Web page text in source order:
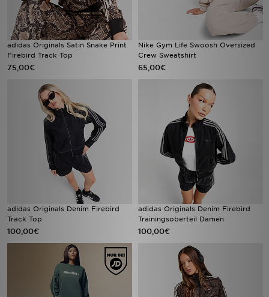
adidas Originals Satin Snake Print
Firebird Track Top
75,00€
Nike Gym Life Swoosh Oversized
Crew Sweatshirt
65,00€
adidas Originals Denim Firebird
Track Top
100,00€
adidas Originals Denim Firebird
Trainingsoberteil Damen
100,00€